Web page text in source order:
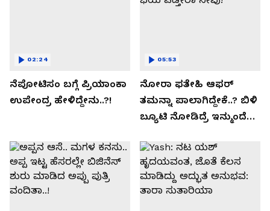
ನೆಪೋಟಿಸಂ ಬಗ್ಗೆ ಪ್ರಿಯಾಂಕಾ
ಉಪೇಂದ್ರ ಹೇಳಿದ್ದೇನು..?!
02:24
ನೋರಾ ಫತೇಹಿ ಆಫರ್​
ತಮನ್ನಾ ಪಾಲಾಗಿದ್ದೇಕೆ..? ಬಿಳಿ
ಬ್ಯೂಟಿ ನೋಡಿದ್ರೆ ಇನ್ಮುಂದೆ
05:53